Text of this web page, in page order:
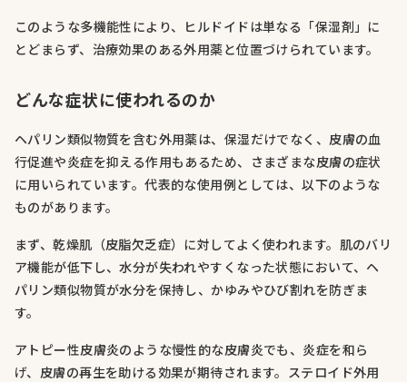
このような多機能性により、ヒルドイドは単なる「保湿剤」に
とどまらず、治療効果のある外用薬と位置づけられています。
どんな症状に使われるのか
ヘパリン類似物質を含む外用薬は、保湿だけでなく、皮膚の血
行促進や炎症を抑える作用もあるため、さまざまな皮膚の症状
に用いられています。代表的な使用例としては、以下のような
ものがあります。
まず、乾燥肌（皮脂欠乏症）に対してよく使われます。肌のバリ
ア機能が低下し、水分が失われやすくなった状態において、ヘ
パリン類似物質が水分を保持し、かゆみやひび割れを防ぎま
す。
アトピー性皮膚炎のような慢性的な皮膚炎でも、炎症を和ら
げ、皮膚の再生を助ける効果が期待されます。ステロイド外用